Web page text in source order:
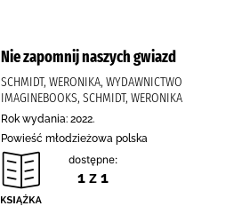
Nie zapomnij naszych gwiazd
SCHMIDT, WERONIKA, WYDAWNICTWO
IMAGINEBOOKS, SCHMIDT, WERONIKA
Rok wydania: 2022.
Powieść młodzieżowa polska
dostępne:
1 z 1